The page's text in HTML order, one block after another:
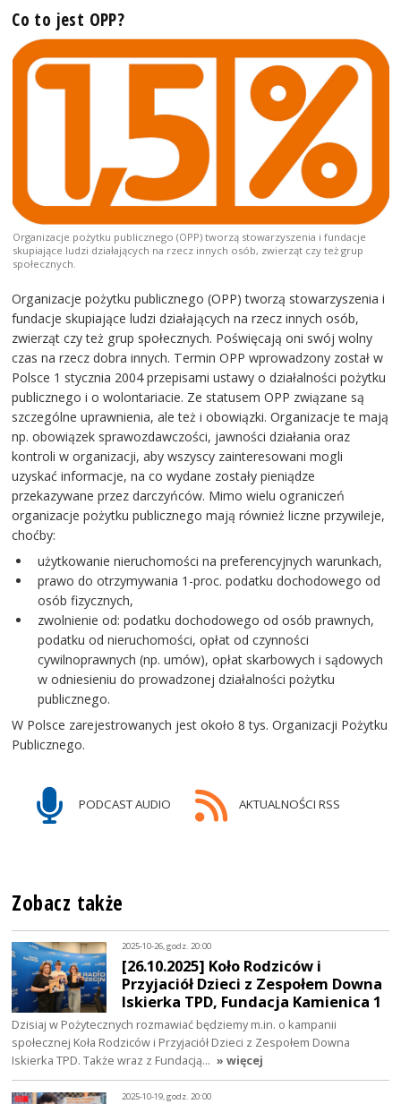
Co to jest OPP?
Organizacje pożytku publicznego (OPP) tworzą stowarzyszenia i fundacje
skupiające ludzi działających na rzecz innych osób, zwierząt czy też grup
społecznych.
Organizacje pożytku publicznego (OPP) tworzą stowarzyszenia i
fundacje skupiające ludzi działających na rzecz innych osób,
zwierząt czy też grup społecznych. Poświęcają oni swój wolny
czas na rzecz dobra innych. Termin OPP wprowadzony został w
Polsce 1 stycznia 2004 przepisami ustawy o działalności pożytku
publicznego i o wolontariacie. Ze statusem OPP związane są
szczególne uprawnienia, ale też i obowiązki. Organizacje te mają
np. obowiązek sprawozdawczości, jawności działania oraz
kontroli w organizacji, aby wszyscy zainteresowani mogli
uzyskać informacje, na co wydane zostały pieniądze
przekazywane przez darczyńców. Mimo wielu ograniczeń
organizacje pożytku publicznego mają również liczne przywileje,
choćby:
użytkowanie nieruchomości na preferencyjnych warunkach,
prawo do otrzymywania 1-proc. podatku dochodowego od
osób fizycznych,
zwolnienie od: podatku dochodowego od osób prawnych,
podatku od nieruchomości, opłat od czynności
cywilnoprawnych (np. umów), opłat skarbowych i sądowych
w odniesieniu do prowadzonej działalności pożytku
publicznego.
W Polsce zarejestrowanych jest około 8 tys. Organizacji Pożytku
Publicznego.
PODCAST AUDIO AKTUALNOŚCI RSS
Zobacz także
2025-10-26, godz. 20:00
[26.10.2025] Koło Rodziców i
Przyjaciół Dzieci z Zespołem Downa
Iskierka TPD, Fundacja Kamienica 1
Dzisiaj w Pożytecznych rozmawiać będziemy m.in. o kampanii
społecznej Koła Rodziców i Przyjaciół Dzieci z Zespołem Downa
Iskierka TPD. Także wraz z Fundacją… » więcej
2025-10-19, godz. 20:00